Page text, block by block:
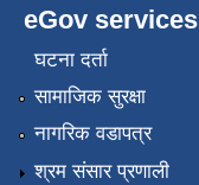
eGov services
घटना दर्ता
सामाजिक सुरक्षा
नागरिक वडापत्र
श्रम संसार प्रणाली